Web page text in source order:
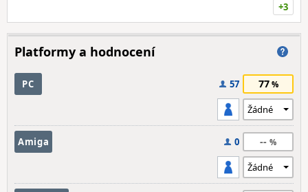
+3
Platformy a hodnocení
PC 57 77
Amiga 0 --